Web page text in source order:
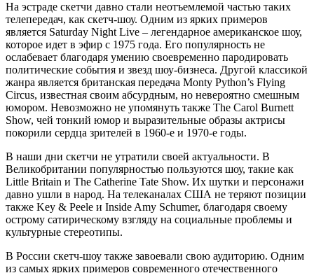
На эстраде скетчи давно стали неотъемлемой частью таких
телепередач, как скетч-шоу. Одним из ярких примеров
является Saturday Night Live – легендарное американское шоу,
которое идет в эфир с 1975 года. Его популярность не
ослабевает благодаря умению своевременно пародировать
политические события и звезд шоу-бизнеса. Другой классикой
жанра является британская передача Monty Python’s Flying
Circus, известная своим абсурдным, но невероятно смешным
юмором. Невозможно не упомянуть также The Carol Burnett
Show, чей тонкий юмор и выразительные образы актрисы
покорили сердца зрителей в 1960-е и 1970-е годы.
В наши дни скетчи не утратили своей актуальности. В
Великобритании популярностью пользуются шоу, такие как
Little Britain и The Catherine Tate Show. Их шутки и персонажи
давно ушли в народ. На телеканалах США не теряют позиции
также Key & Peele и Inside Amy Schumer, благодаря своему
острому сатирическому взгляду на социальные проблемы и
культурные стереотипы.
В России скетч-шоу также завоевали свою аудиторию. Одним
из самых ярких примеров современного отечественного